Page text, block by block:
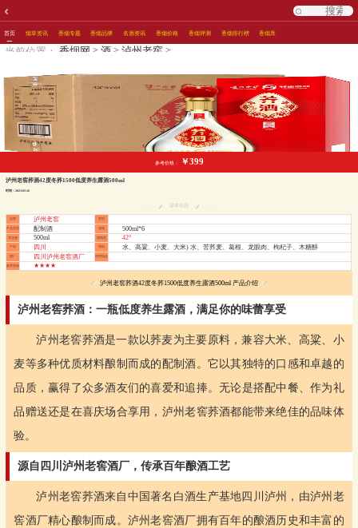
首页 烟草资讯 香烟专题 香烟品牌 名酒资讯 香烟价格 香烟评测 香烟排行榜 香烟库
当前位置： 香烟网 >酒 >泸州老窖 >
参考价格： ￥399
泸州老窖荞酒42度冬荞1500低度养生露酒500ml
时间：2023-05-16
基本信息
品牌 泸州老窖 香型
产品类型 配制酒 500ml*6
净含量 500ml 酒精度 42°
产地 四川 水、高粱、小麦、大米) 水、苦荞麦、葛根、龙眼肉、枸杞子、木糖醇
酒厂 四川泸州老窖酒厂 使用场合
推荐星级 ★★★★
泸州老窖荞酒42度冬荞1500低度养生露酒500ml 产品介绍
泸州老窖荞酒：一瓶低度养生露酒，满足你的味蕾享受
泸州老窖荞酒是一款以荞麦为主要原料，兼容大米、高粱、小
麦等多种优质材料酿制而成的配制酒。它以其独特的口感和卓越的
品质，赢得了众多酒友们的喜爱和追捧。无论是搭配中餐、作为礼
品赠送还是在喜庆场合享用，泸州老窖荞酒都能带来绝佳的品味体
验。
源自四川泸州老窖酒厂，传承百年酿酒工艺
泸州老窖荞酒来自中国著名白酒生产基地四川泸州，由泸州老
窖酒厂精心酿制而成。泸州老窖酒厂拥有百年的酿酒历史和丰富的